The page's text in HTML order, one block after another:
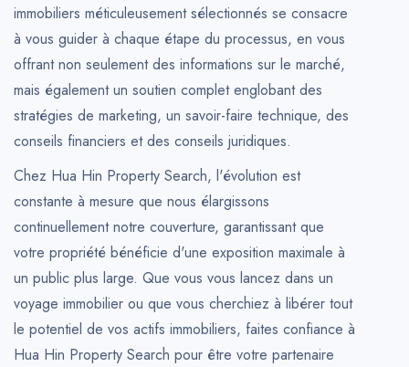
immobiliers méticuleusement sélectionnés se consacre
à vous guider à chaque étape du processus, en vous
offrant non seulement des informations sur le marché,
mais également un soutien complet englobant des
stratégies de marketing, un savoir-faire technique, des
conseils financiers et des conseils juridiques.
Chez Hua Hin Property Search, l'évolution est
constante à mesure que nous élargissons
continuellement notre couverture, garantissant que
votre propriété bénéficie d'une exposition maximale à
un public plus large. Que vous vous lancez dans un
voyage immobilier ou que vous cherchiez à libérer tout
le potentiel de vos actifs immobiliers, faites confiance à
Hua Hin Property Search pour être votre partenaire